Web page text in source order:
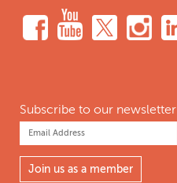
Subscribe to our newsletter
Join us as a member